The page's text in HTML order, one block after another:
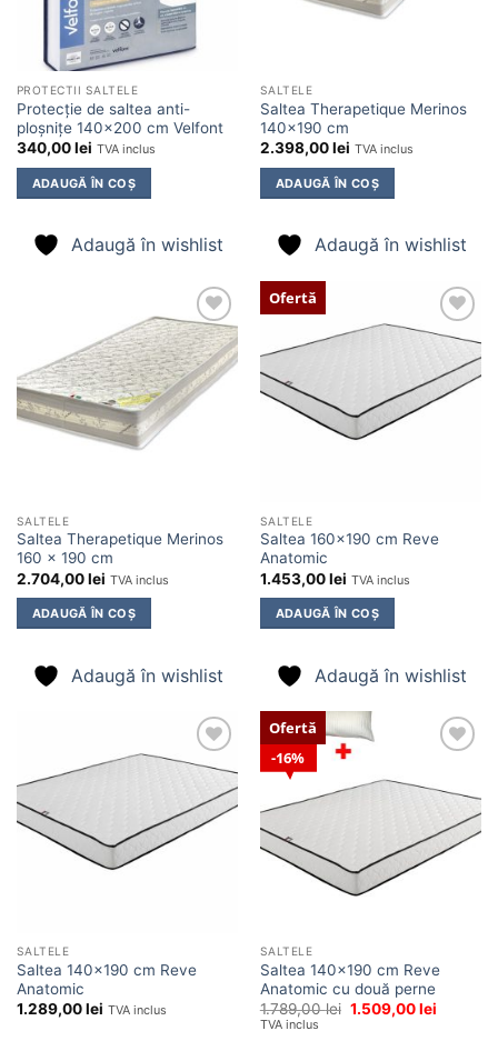
PROTECTII SALTELE
Protecție de saltea anti-
ploșnițe 140×200 cm Velfont
340,00lei TVA inclus
ADAUGĂ ÎN COȘ
Adaugă în wishlist
SALTELE
Saltea Therapetique Merinos
140×190 cm
2.398,00lei TVA inclus
ADAUGĂ ÎN COȘ
Adaugă în wishlist
Adaugă
în
wishlist
SALTELE
Saltea Therapetique Merinos
160 x 190 cm
2.704,00lei TVA inclus
ADAUGĂ ÎN COȘ
Adaugă în wishlist
Ofertă
Adaugă
wishlist
SALTELE
Saltea 160×190 cm Reve
Anatomic
1.453,00lei TVA inclus
ADAUGĂ ÎN COȘ
Adaugă în wishlist
Adaugă
wishlist
SALTELE
Saltea 140×190 cm Reve
Anatomic
1.289,00lei TVA inclus
16%
Ofertă
wishlist
SALTELE
Saltea 140×190 cm Reve
Anatomic cu două perne
1.789,00lei Prețul
1.509,00leiPrețul
TVA inclus